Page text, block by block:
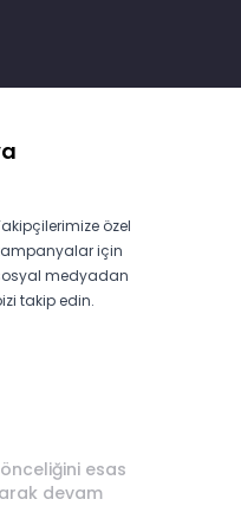
özel
için
medyadan
takip edin.
esas
devam